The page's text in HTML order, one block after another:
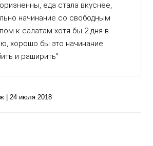
еда стала вкуснее,
начинание со свободным
к салатам хотя бы 2 дня в
хорошо бы это начинание
и раширить"
| 24 июля 2018